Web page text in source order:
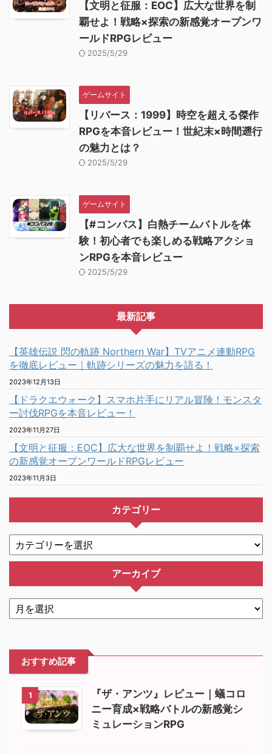
【文明と征服：EOC】広大な世界を制
覇せよ！戦略×探索の新感覚オープンワ
ールドRPGレビュー
2025/5/29
ゲームサイト
【リバース：1999】時空を超える傑作
RPGを本音レビュー！世紀末×時間遡行
の魅力とは？
2025/5/29
ゲームサイト
【#コンパス】白熱チームバトルを体
験！初心者でも楽しめる戦略アクショ
ンRPGを本音レビュー
2025/5/29
最新記事
【英雄伝説 閃の軌跡 Northern War】TVアニメ連動RPG
を徹底レビュー｜軌跡シリーズの魅力を語る！
2023年12月13日
【ドラクエウォーク】スマホ片手にリアル冒険！モンスタ
ー討伐RPGを本音レビュー！
2023年11月27日
【文明と征服：EOC】広大な世界を制覇せよ！戦略×探索
の新感覚オープンワールドRPGレビュー
2023年11月3日
カテゴリー
アーカイブ
おすすめ記事
1
『ザ・アンツ』レビュー｜蟻コロ
ニー育成×戦略バトルの新感覚シ
ミュレーションRPG